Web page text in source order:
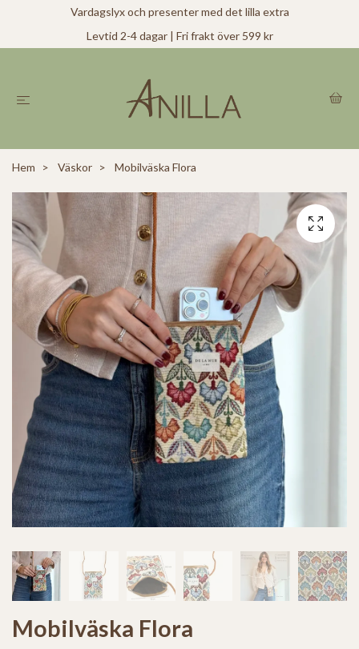
Vardagslyx och presenter med det lilla extra
Levtid 2-4 dagar | Fri frakt över 599 kr
Hem Väskor Mobilväska Flora
Mobilväska Flora